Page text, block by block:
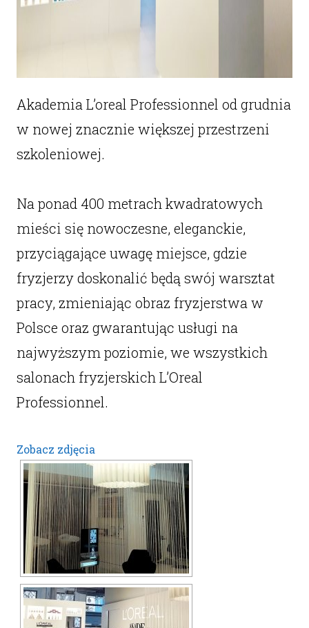
Akademia L’oreal Professionnel od grudnia
w nowej znacznie większej przestrzeni
szkoleniowej.
Na ponad 400 metrach kwadratowych
mieści się nowoczesne, eleganckie,
przyciągające uwagę miejsce, gdzie
fryzjerzy doskonalić będą swój warsztat
pracy, zmieniając obraz fryzjerstwa w
Polsce oraz gwarantując usługi na
najwyższym poziomie, we wszystkich
salonach fryzjerskich L’Oreal
Professionnel.
Zobacz zdjęcia